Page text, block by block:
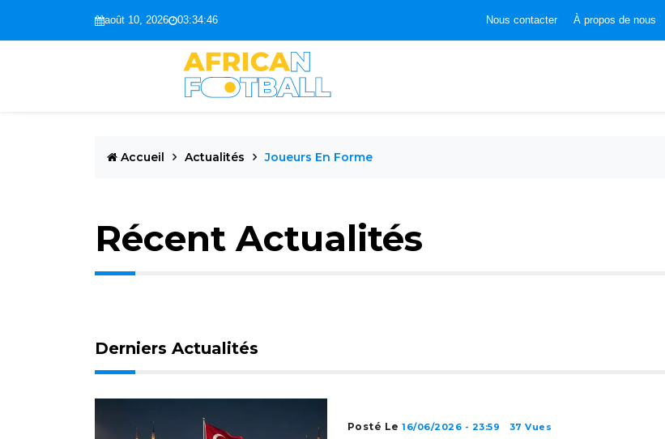
août 10, 2026 03:34:46 Nous contacter À propos de nous
Accueil Actualités Joueurs En Forme
Récent Actualités
Derniers Actualités
Posté Le16/06/2026 - 23:59 37 Vues